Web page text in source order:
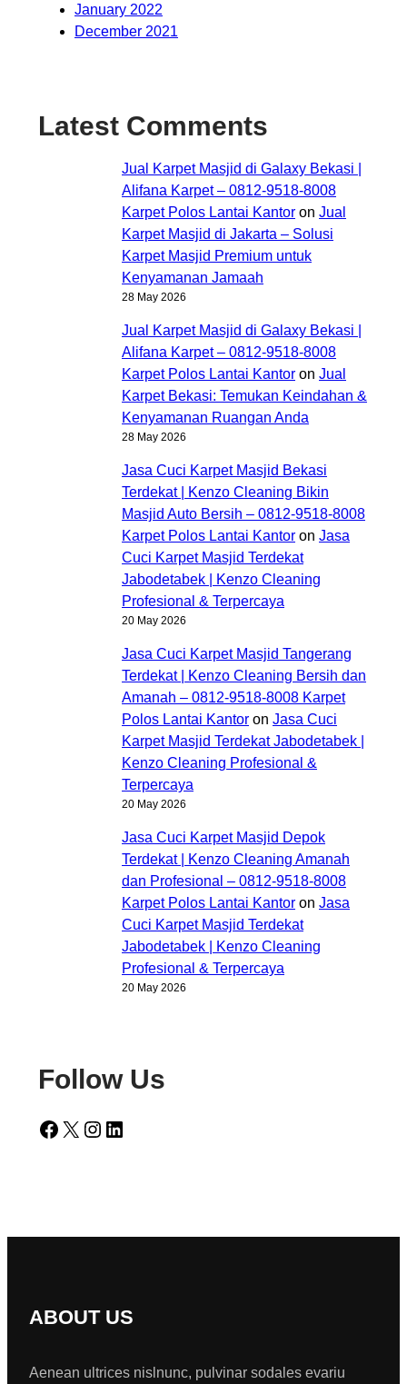
January 2022
December 2021
Latest Comments
Jual Karpet Masjid di Galaxy Bekasi |
Alifana Karpet – 0812-9518-8008
Karpet Polos Lantai Kantor on Jual
Karpet Masjid di Jakarta – Solusi
Karpet Masjid Premium untuk
Kenyamanan Jamaah
28 May 2026
Jual Karpet Masjid di Galaxy Bekasi |
Alifana Karpet – 0812-9518-8008
Karpet Polos Lantai Kantor on Jual
Karpet Bekasi: Temukan Keindahan &
Kenyamanan Ruangan Anda
28 May 2026
Jasa Cuci Karpet Masjid Bekasi
Terdekat | Kenzo Cleaning Bikin
Masjid Auto Bersih – 0812-9518-8008
Karpet Polos Lantai Kantor on Jasa
Cuci Karpet Masjid Terdekat
Jabodetabek | Kenzo Cleaning
Profesional & Terpercaya
20 May 2026
Jasa Cuci Karpet Masjid Tangerang
Terdekat | Kenzo Cleaning Bersih dan
Amanah – 0812-9518-8008 Karpet
Polos Lantai Kantor on Jasa Cuci
Karpet Masjid Terdekat Jabodetabek |
Kenzo Cleaning Profesional &
Terpercaya
20 May 2026
Jasa Cuci Karpet Masjid Depok
Terdekat | Kenzo Cleaning Amanah
dan Profesional – 0812-9518-8008
Karpet Polos Lantai Kantor on Jasa
Cuci Karpet Masjid Terdekat
Jabodetabek | Kenzo Cleaning
Profesional & Terpercaya
20 May 2026
Follow Us
Facebook X Instagram LinkedIn
ABOUT US
Aenean ultrices nislnunc, pulvinar sodales evariu